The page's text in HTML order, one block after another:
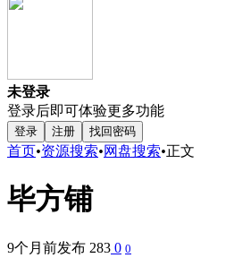
未登录
登录后即可体验更多功能
登录 注册 找回密码
首页•资源搜索•网盘搜索•正文
毕方铺
9个月前发布 283 0 0